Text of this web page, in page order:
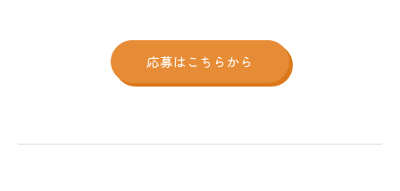
応募はこちらから